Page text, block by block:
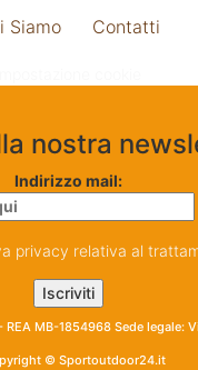
Siamo Contatti
nostra
Indirizzo mail:
privacy relativa al
MB-1854968 Sede legale:
© Sportoutdoor24.it